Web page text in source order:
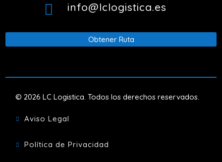
 info@lclogistica.es
Obtener Ruta
© 2026 LC Logistica. Todos los derechos reservados.
 Aviso Legal
 Política de Privacidad